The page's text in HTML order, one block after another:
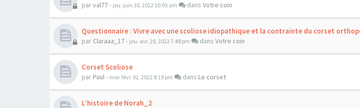
parval77- jeu. juin 30, 2022 10:05 am dans Votre coin
Questionnaire : Vivre avec une scoliose idiopathique et la contrainte du corset
par Claraaa_17- jeu. avr. 28, 2022 7:48 pm dans Votre coin
Corset Scoliose
par Paul- mer. févr. 02, 2022 8:19 pm dans Le corset
L’histoire de Norah_2